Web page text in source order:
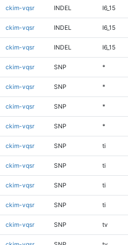
ckim-vqsr INDEL I6_15
ckim-vqsr INDEL I6_15
ckim-vqsr INDEL I6_15
ckim-vqsr SNP *
ckim-vqsr SNP *
ckim-vqsr SNP *
ckim-vqsr SNP *
ckim-vqsr SNP ti
ckim-vqsr SNP ti
ckim-vqsr SNP ti
ckim-vqsr SNP ti
ckim-vqsr SNP tv